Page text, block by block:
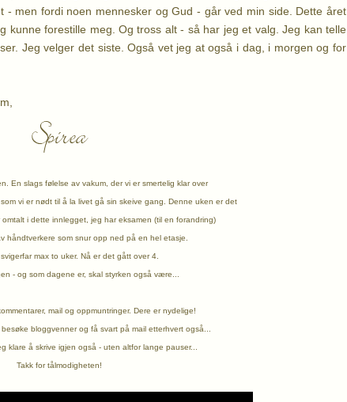
- men fordi noen mennesker og Gud - går ved min side. Dette året
kunne forestille meg. Og tross alt - så har jeg et valg. Jeg kan telle
Jeg velger det siste. Også vet jeg at også i dag, i morgen og for
En slags følelse av vakum, der vi ersmertelig klar over
vi er nødt til å la livet gå sin skeive gang. Denne uken er det
omtalt i dette innlegget, jeg har eksamen (til en forandring)
håndtverkere som snur opp ned på en hel etasje.
max to uker. Nå er det gått over 4.
- og som dagene er, skal styrken også være...
mail og oppmuntringer. Dere er nydelige!
bloggvenner og få svart på mail etterhvert også...
klare å skrive igjen også - uten altfor lange pauser...
Takk for tålmodigheten!